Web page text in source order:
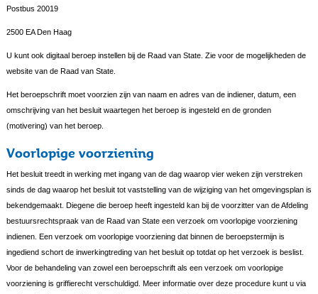
Postbus 20019
2500 EA Den Haag
U kunt ook digitaal beroep instellen bij de Raad van State. Zie voor de mogelijkheden de
website van de Raad van State.
Het beroepschrift moet voorzien zijn van naam en adres van de indiener, datum, een
omschrijving van het besluit waartegen het beroep is ingesteld en de gronden
(motivering) van het beroep.
Voorlopige voorziening
Het besluit treedt in werking met ingang van de dag waarop vier weken zijn verstreken
sinds de dag waarop het besluit tot vaststelling van de wijziging van het omgevingsplan is
bekendgemaakt. Diegene die beroep heeft ingesteld kan bij de voorzitter van de Afdeling
bestuursrechtspraak van de Raad van State een verzoek om voorlopige voorziening
indienen. Een verzoek om voorlopige voorziening dat binnen de beroepstermijn is
ingediend schort de inwerkingtreding van het besluit op totdat op het verzoek is beslist.
Voor de behandeling van zowel een beroepschrift als een verzoek om voorlopige
voorziening is griffierecht verschuldigd. Meer informatie over deze procedure kunt u via